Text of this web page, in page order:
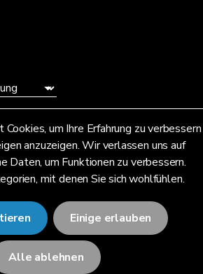
um Ihre Erfahrung zu verbessern
anzuzeigen. Wir verlassen uns auf
Daten, um Funktionen zu verbessern.
mit denen Sie sich wohlfühlen.
Einige erlauben
Alle ablehnen
MeteoLab Inc.